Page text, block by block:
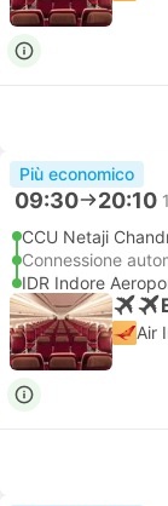
Più economico
09:30 20:10
CCU Netaji
Connessione
IDR Indore
Air